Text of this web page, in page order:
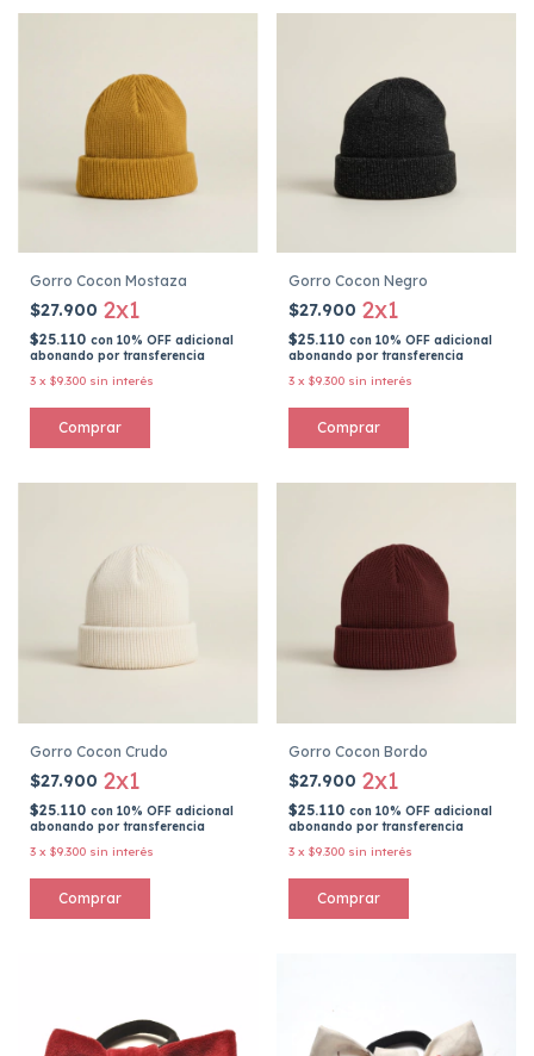
Gorro Cocon Mostaza
$27.900 2x1
$25.110 con 10% OFF adicional
abonando por transferencia
3 x $9.300 sin interés
Gorro Cocon Negro
$27.900 2x1
$25.110 con 10% OFF adicional
abonando por transferencia
3 x $9.300 sin interés
Gorro Cocon Crudo
$27.900 2x1
$25.110 con 10% OFF adicional
abonando por transferencia
3 x $9.300 sin interés
Gorro Cocon Bordo
$27.900 2x1
$25.110 con 10% OFF adicional
abonando por transferencia
3 x $9.300 sin interés